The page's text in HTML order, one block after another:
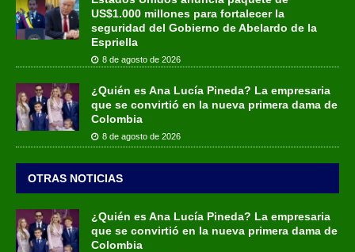
US$1.000 millones para fortalecer la
seguridad del Gobierno de Abelardo de la
Espriella
8 de agosto de 2026
¿Quién es Ana Lucía Pineda? La empresaria
que se convirtió en la nueva primera dama de
Colombia
8 de agosto de 2026
OTRAS NOTICIAS
¿Quién es Ana Lucía Pineda? La empresaria
que se convirtió en la nueva primera dama de
Colombia